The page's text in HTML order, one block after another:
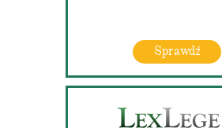
Sprawdź